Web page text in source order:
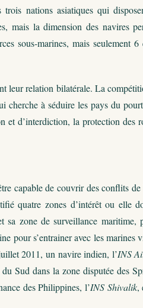
nations asiatiques qui
mais la dimension des navires
sous-marines, mais seulement 6
leur relation bilatérale. La
à séduire les pays du
et d’interdiction, la protection des
capable de couvrir des conflits de
quatre zones d’intérêt ou elle
sa zone de surveillance maritime,
pour s’entrainer avec les marines
2011, un navire indien, l’INS
Sud dans la zone disputée des
des Philippines, l’INS Shivalik,